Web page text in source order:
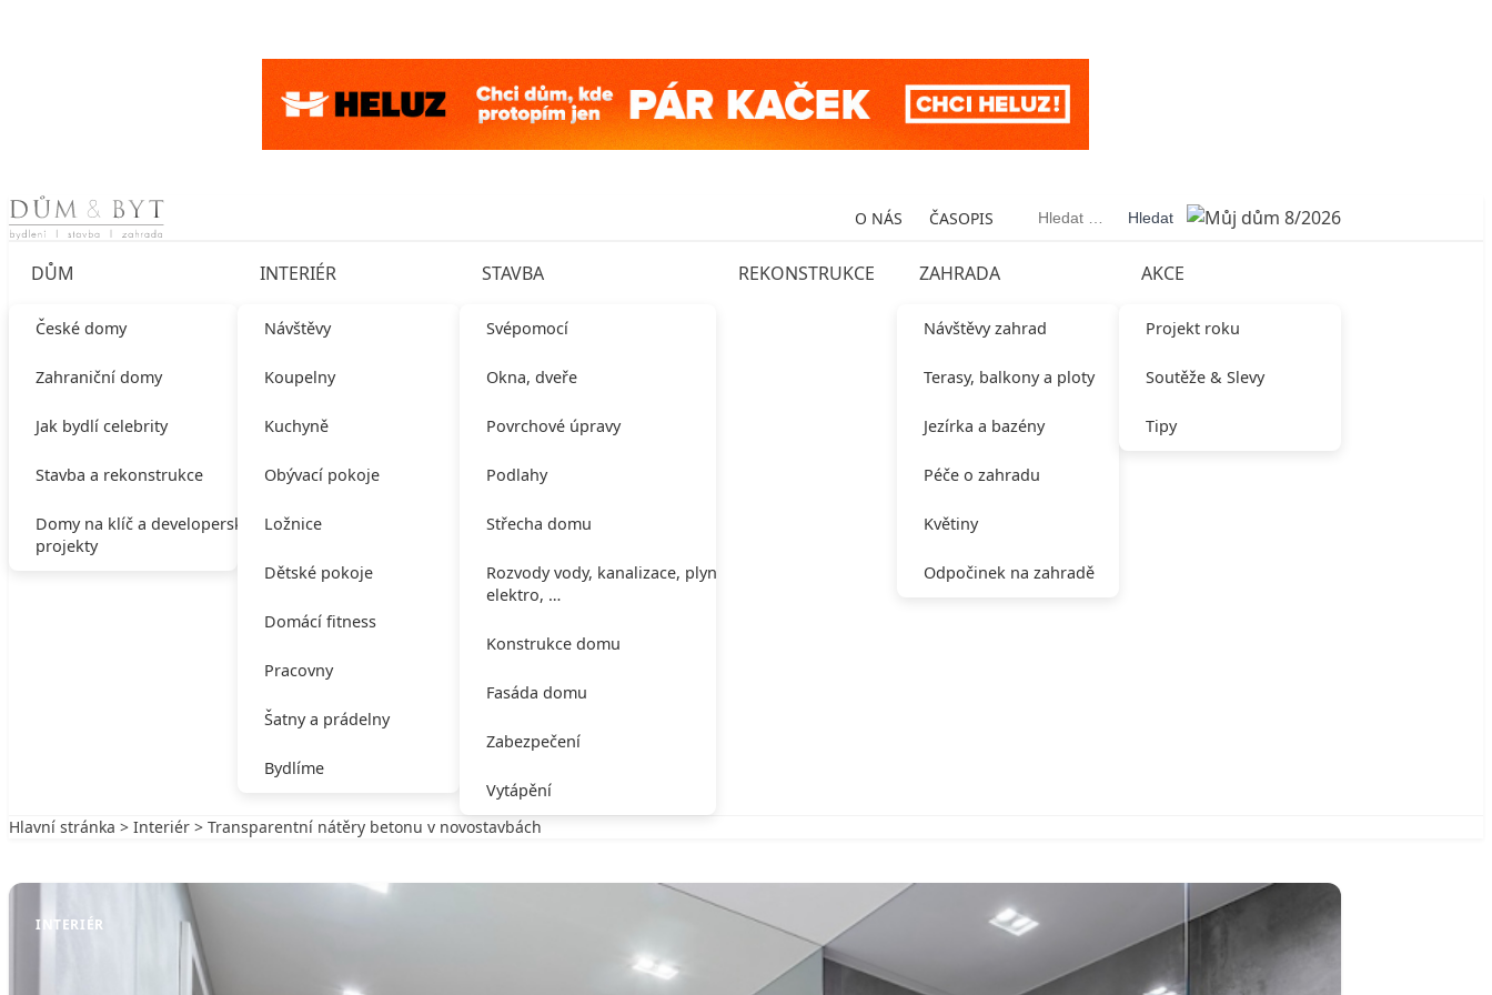
Skip to content O NÁS ČASOPIS Vyhledávání
DŮM
České domy
Zahraniční domy
Jak bydlí celebrity
Stavba a rekonstrukce
Domy na klíč a developerské
projekty
INTERIÉR
Návštěvy
Koupelny
Kuchyně
Obývací pokoje
Ložnice
Dětské pokoje
Domácí fitness
Pracovny
Šatny a prádelny
Bydlíme
STAVBA
Svépomocí
Okna, dveře
Povrchové úpravy
Podlahy
Střecha domu
Rozvody vody, kanalizace, plynu,
elektro, …
Konstrukce domu
Fasáda domu
Zabezpečení
Vytápění
REKONSTRUKCE ZAHRADA
Návštěvy zahrad
Terasy, balkony a ploty
Jezírka a bazény
Péče o zahradu
Květiny
Odpočinek na zahradě
AKCE
Projekt roku
Soutěže & Slevy
Tipy
Hlavní stránka > Interiér > Transparentní nátěry betonu v novostavbách
INTERIÉR